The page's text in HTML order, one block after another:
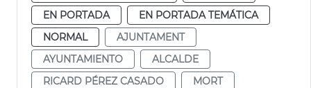
EN PORTADA
EN PORTADA TEMÁTICA
NORMAL
AJUNTAMENT
AYUNTAMIENTO
ALCALDE
RICARD PÉREZ CASADO
MORT